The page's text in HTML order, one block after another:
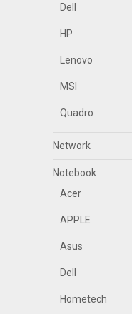
Dell
HP
Lenovo
MSI
Quadro
Network
Notebook
Acer
APPLE
Asus
Dell
Hometech